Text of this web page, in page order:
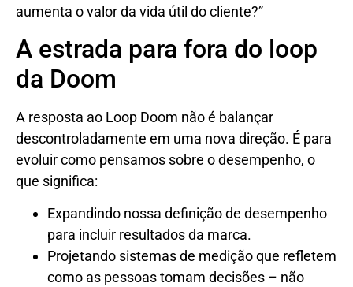
aumenta o valor da vida útil do cliente?”
A estrada para fora do loop
da Doom
A resposta ao Loop Doom não é balançar
descontroladamente em uma nova direção. É para
evoluir como pensamos sobre o desempenho, o
que significa:
Expandindo nossa definição de desempenho
para incluir resultados da marca.
Projetando sistemas de medição que refletem
como as pessoas tomam decisões – não